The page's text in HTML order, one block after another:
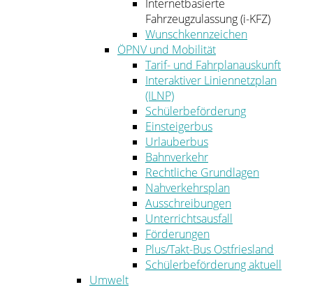
Internetbasierte
Fahrzeugzulassung (i-KFZ)
Wunschkennzeichen
ÖPNV und Mobilität
Tarif- und Fahrplanauskunft
Interaktiver Liniennetzplan
(ILNP)
Schülerbeförderung
Einsteigerbus
Urlauberbus
Bahnverkehr
Rechtliche Grundlagen
Nahverkehrsplan
Ausschreibungen
Unterrichtsausfall
Förderungen
Plus/Takt-Bus Ostfriesland
Schülerbeförderung aktuell
Umwelt